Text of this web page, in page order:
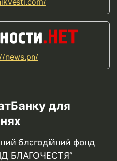
news.pn/
для
благодійний фонд
БЛАГОЧЕСТЯ”